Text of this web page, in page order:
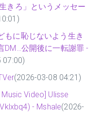
きろ」というメッセー
もに恥じないよう生き
DM…公開後に一転謝罪 -
07:00)
(2026-03-08 04:21)
Video] Ulisse
- Mshale(2026-